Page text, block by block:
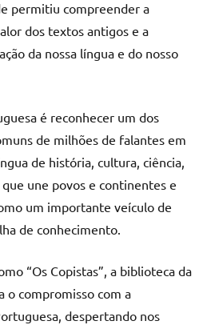
permitiu compreender a
dos textos antigos e a
da nossa língua e do nosso
é reconhecer um dos
de milhões de falantes em
de história, cultura, ciência,
une povos e continentes e
um importante veículo de
de conhecimento.
“Os Copistas”, a biblioteca da
o compromisso com a
despertando nos